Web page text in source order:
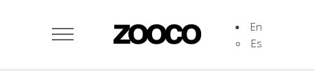
En
Es